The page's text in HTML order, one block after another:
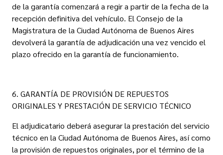
de la garantía comenzará a regir a partir de la fecha de la
recepción definitiva del vehículo. El Consejo de la
Magistratura de la Ciudad Autónoma de Buenos Aires
devolverá la garantía de adjudicación una vez vencido el
plazo ofrecido en la garantía de funcionamiento.
6. GARANTÍA DE PROVISIÓN DE REPUESTOS
ORIGINALES Y PRESTACIÓN DE SERVICIO TÉCNICO
El adjudicatario deberá asegurar la prestación del servicio
técnico en la Ciudad Autónoma de Buenos Aires, así como
la provisión de repuestos originales, por el término de la